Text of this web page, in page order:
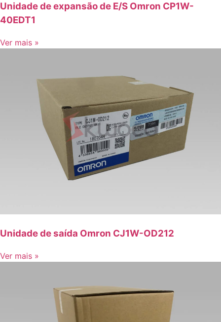
Unidade de expansão de E/S Omron CP1W-
40EDT1
Ver mais »
Unidade de saída Omron CJ1W-OD212
Ver mais »